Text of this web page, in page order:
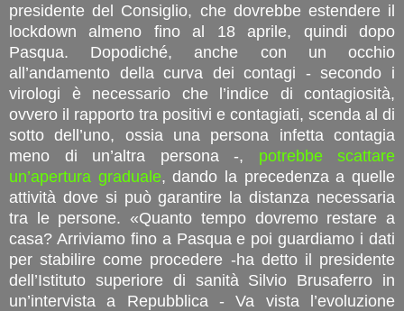
presidente del Consiglio, che dovrebbe estendere il
lockdown almeno fino al 18 aprile, quindi dopo
Pasqua. Dopodiché, anche con un occhio
all’andamento della curva dei contagi - secondo i
virologi è necessario che l’indice di contagiosità,
ovvero il rapporto tra positivi e contagiati, scenda al di
sotto dell’uno, ossia una persona infetta contagia
meno di un’altra persona -, potrebbe scattare
un’apertura graduale, dando la precedenza a quelle
attività dove si può garantire la distanza necessaria
tra le persone. «Quanto tempo dovremo restare a
casa? Arriviamo fino a Pasqua e poi guardiamo i dati
per stabilire come procedere -ha detto il presidente
dell’Istituto superiore di sanità Silvio Brusaferro in
un’intervista a Repubblica - Va vista l’evoluzione